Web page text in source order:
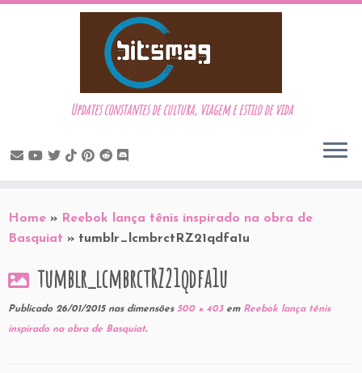
to
content
Updates constantes de cultura, viagem e estilo de vida
Home » Reebok lança tênis inspirado na obra de
Basquiat » tumblr_lcmbrctRZ21qdfa1u
tumblr_lcmbrctRZ21qdfa1u
Publicado 26/01/2015nas dimensões500 × 403emReebok lança tênis
inspirado na obra de Basquiat.